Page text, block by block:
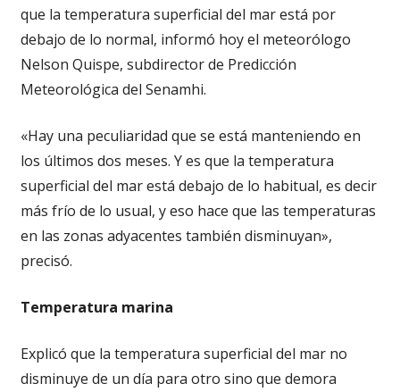
que la temperatura superficial del mar está por
debajo de lo normal, informó hoy el meteorólogo
Nelson Quispe, subdirector de Predicción
Meteorológica del Senamhi.
«Hay una peculiaridad que se está manteniendo en
los últimos dos meses. Y es que la temperatura
superficial del mar está debajo de lo habitual, es decir
más frío de lo usual, y eso hace que las temperaturas
en las zonas adyacentes también disminuyan»,
precisó.
Temperatura marina
Explicó que la temperatura superficial del mar no
disminuye de un día para otro sino que demora